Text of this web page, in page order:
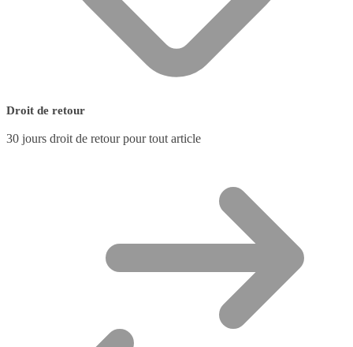
Droit de retour
30 jours droit de retour pour tout article